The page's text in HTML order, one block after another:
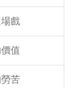
戲
值
苦